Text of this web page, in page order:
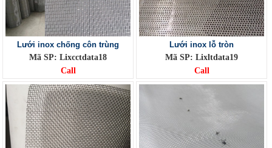
Lưới inox chống côn trùng
Mã SP: Lixcctdata18
Call
Lưới inox lỗ tròn
Mã SP: Lixltdata19
Call